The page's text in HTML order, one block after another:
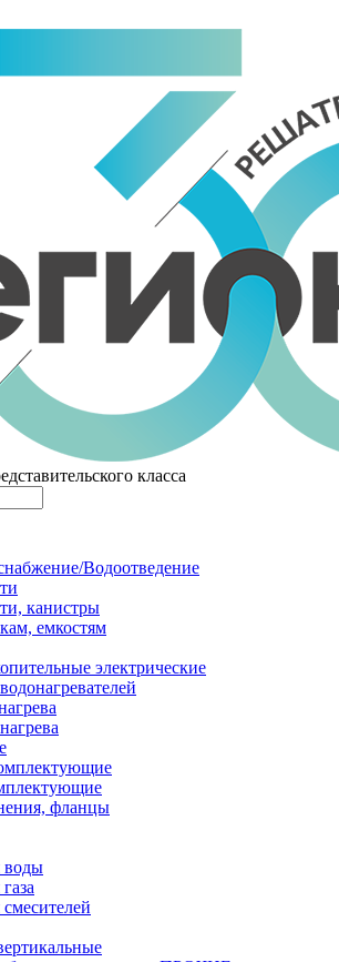
класса
Водоотведение
канистры
емкостям
электрические
фланцы
воды